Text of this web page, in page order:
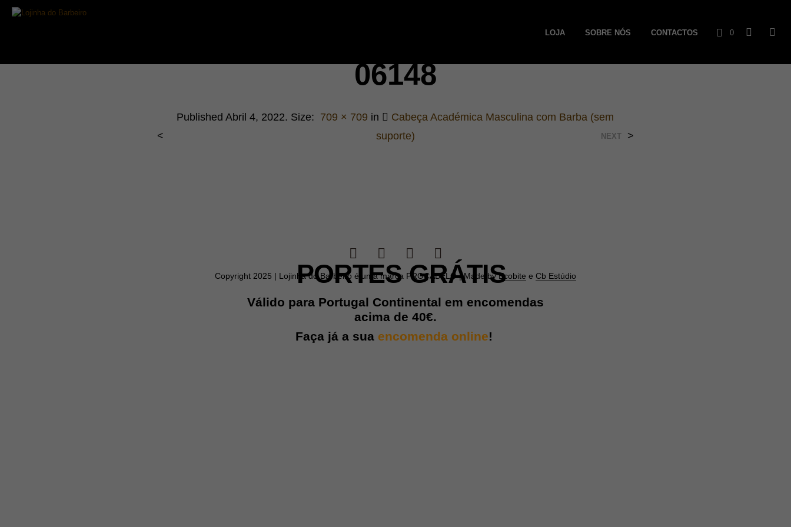
0
LOJA SOBRE NÓS CONTACTOS
06148
PublishedAbril 4, 2022. Size: 709 × 709 in
Cabeça Académica Masculina com Barba (sem
suporte)
< NEXT >
Copyright 2025 | Lojinha do Barbeiro é uma marca PROCABELO | Made byEcobite e Cb Estúdio
C
PORTES GRÁTIS
Válido para Portugal Continental em encomendas
acima de 40€.
Faça já a sua encomenda online!